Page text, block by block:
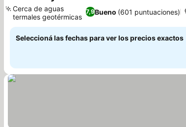
7,9Bueno (601 puntuaciones)
Cerca de aguas
termales geotérmicas
Seleccioná las fechas para ver los precios exactos